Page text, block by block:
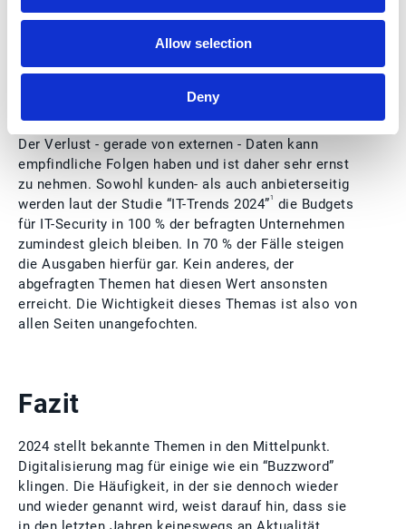
Allow selection
Deny
ganz oben auf der Liste. So sind diese Punkte auch
bei der Auswahl passender Lösungsanbieter zur
Automatisierung der Debitorenbuchhaltung ein
im Bereich der Verarbeitung von Zahlungseingängen
und Krediten, ist äußerste Wachsamkeit geboten.
Der Verlust - gerade von externen - Daten kann
empfindliche Folgen haben und ist daher sehr ernst
zu nehmen. Sowohl kunden- als auch anbieterseitig
werden laut der Studie “IT-Trends 2024”1
die Budgets
für IT-Security in 100 % der befragten Unternehmen
zumindest gleich bleiben. In 70 % der Fälle steigen
die Ausgaben hierfür gar. Kein anderes, der
abgefragten Themen hat diesen Wert ansonsten
erreicht. Die Wichtigkeit dieses Themas ist also von
allen Seiten unangefochten.
Fazit
2024 stellt bekannte Themen in den Mittelpunkt.
Digitalisierung mag für einige wie ein “Buzzword”
klingen. Die Häufigkeit, in der sie dennoch wieder
und wieder genannt wird, weist darauf hin, dass sie